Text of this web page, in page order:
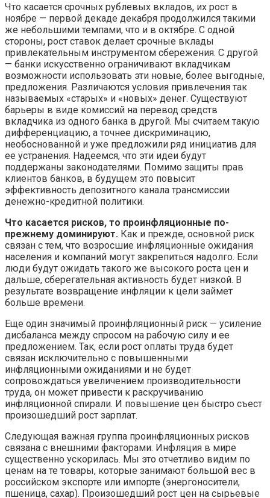
Что касается срочных рублевых вкладов, их рост в
ноябре — первой декаде декабря продолжился такими
же небольшими темпами, что и в октябре. С одной
стороны, рост ставок делает срочные вклады
привлекательным инструментом сбережения. С другой
— банки искусственно ограничивают вкладчикам
возможности использовать эти новые, более выгодные,
предложения. Различаются условия привлечения так
называемых «старых» и «новых» денег. Существуют
барьеры в виде комиссий на перевод средств
вкладчика из одного банка в другой. Мы считаем такую
дифференциацию, а точнее дискриминацию,
необоснованной и уже предложили ряд инициатив для
ее устранения. Надеемся, что эти идеи будут
поддержаны законодателями. Помимо защиты прав
клиентов банков, в будущем это повысит
эффективность депозитного канала трансмиссии
денежно-кредитной политики.
Что касается рисков, то проинфляционные по-
прежнему доминируют. Как и прежде, основной риск
связан с тем, что возросшие инфляционные ожидания
населения и компаний могут закрепиться надолго. Если
люди будут ожидать такого же высокого роста цен и
дальше, сберегательная активность будет низкой. В
результате возвращение инфляции к цели займет
больше времени.
Еще один значимый проинфляционный риск — усиление
дисбаланса между спросом на рабочую силу и ее
предложением. Так, если рост оплаты труда будет
связан исключительно с повышенными
инфляционными ожиданиями и не будет
сопровождаться увеличением производительности
труда, он может привести к раскручиванию
инфляционной спирали. И повышение цен быстро съест
произошедший рост зарплат.
Следующая важная группа проинфляционных рисков
связана с внешними факторами. Инфляция в мире
существенно ускорилась. Мы это отчетливо видим по
ценам на те товары, которые занимают большой вес в
российском экспорте или импорте (энергоносители,
пшеница, сахар). Произошедший рост цен на сырьевые